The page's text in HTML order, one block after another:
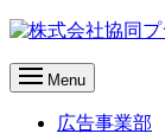
Menu
広告事業部